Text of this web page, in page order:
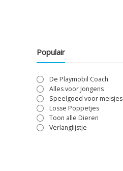
Populair
De Playmobil Coach
Alles voor Jongens
Speelgoed voor meisjes
Losse Poppetjes
Toon alle Dieren
Verlanglijstje